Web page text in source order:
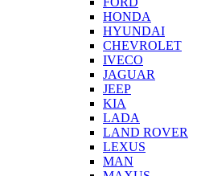
HONDA
HYUNDAI
CHEVROLET
IVECO
JAGUAR
JEEP
KIA
LADA
LAND ROVER
LEXUS
MAN